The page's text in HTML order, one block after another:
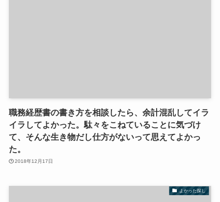
職務経歴書の書き方を相談したら、余計混乱してイラ
イラしてよかった。駄々をこねていることに気づけ
て、そんな生き物だし仕方がないって思えてよかっ
た。
2018年12月17日
よかった探し